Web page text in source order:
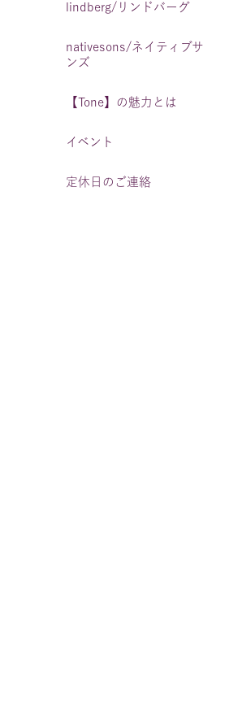
lindberg/リンドバーグ
nativesons/ネイティブサ
ンズ
【Tone】の魅力とは
イベント
定休日のご連絡